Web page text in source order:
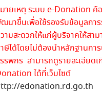
ายเหตุ ระบบ e-Donation คื
นาขึ้นเพื่อใช้รองรับข้อมูลกา
ามสะดวกให้แก่ผู้บริจาคให้สา
ษีได้โดยไม่ต้องนำหลักฐานกา
รพกร สามารถดูรายละเอียด
ได้ที่เว็บไซต์
edonation.rd.go.th